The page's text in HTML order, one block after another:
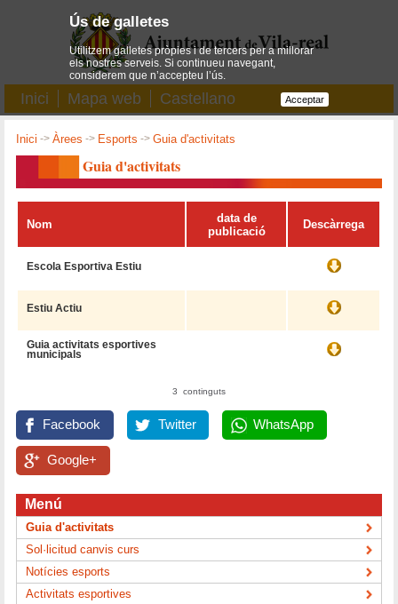
Inici Mapa web Castellano
Inici ->Àrees -> Esports ->Guia d'activitats
Guia d'activitats
Nom
data de
publicació
Descàrrega
Escola Esportiva Estiu
Estiu Actiu
Guia activitats esportives
municipals
3 continguts
Facebook Twitter WhatsApp
Google+
Menú
Guia d'activitats
Sol·licitud canvis curs
Notícies esports
Activitats esportives
Ús de galletes
Utilitzem galletes pròpies i de tercers per a millorar
els nostres serveis. Si continueu navegant,
considerem que n’accepteu l’ús.
Acceptar